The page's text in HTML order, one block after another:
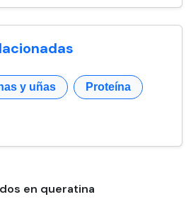
y uñas Proteína
en queratina